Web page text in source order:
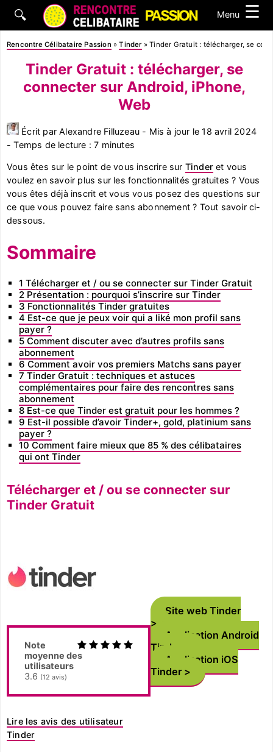
🔍 Menu ☰
Rencontre Célibataire Passion »Tinder»Tinder Gratuit : télécharger, se
Tinder Gratuit : télécharger, se
connecter sur Android, iPhone,
Web
Écrit par Alexandre Filluzeau - Mis à jour le 18 avril 2024
- Temps de lecture : 7 minutes
Vous êtes sur le point de vous inscrire sur Tinder et vous
voulez en savoir plus sur les fonctionnalités gratuites ? Vous
vous êtes déjà inscrit et vous vous posez des questions sur
ce que vous pouvez faire sans abonnement ? Tout savoir ci-
dessous.
Sommaire
1 Télécharger et / ou se connecter sur Tinder Gratuit
2 Présentation : pourquoi s’inscrire sur Tinder
3 Fonctionnalités Tinder gratuites
4 Est-ce que je peux voir qui a liké mon profil sans
payer ?
5 Comment discuter avec d’autres profils sans
abonnement
6 Comment avoir vos premiers Matchs sans payer
7 Tinder Gratuit : techniques et astuces
complémentaires pour faire des rencontres sans
abonnement
8 Est-ce que Tinder est gratuit pour les hommes ?
9 Est-il possible d’avoir Tinder+, gold, platinium sans
payer ?
10 Comment faire mieux que 85 % des célibataires
qui ont Tinder
Télécharger et / ou se connecter sur
Tinder Gratuit
Note
moyenne des
utilisateurs
3.6 (12 avis)
Lire les avis des utilisateur
Tinder
Site web Tinder
Application Android
Tinder
Application iOS
Tinder